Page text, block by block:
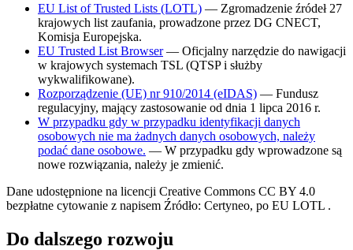
EU List of Trusted Lists (LOTL) — Zgromadzenie źródeł 27
krajowych list zaufania, prowadzone przez DG CNECT,
Komisja Europejska.
EU Trusted List Browser — Oficjalny narzędzie do nawigacji
w krajowych systemach TSL (QTSP i służby
wykwalifikowane).
Rozporządzenie (UE) nr 910/2014 (eIDAS) — Fundusz
regulacyjny, mający zastosowanie od dnia 1 lipca 2016 r.
W przypadku gdy w przypadku identyfikacji danych
osobowych nie ma żadnych danych osobowych, należy
podać dane osobowe. — W przypadku gdy wprowadzone są
nowe rozwiązania, należy je zmienić.
Dane udostępnione na licencji Creative Commons CC BY 4.0
bezpłatne cytowanie z napisem Źródło: Certyneo, po EU LOTL .
Do dalszego rozwoju